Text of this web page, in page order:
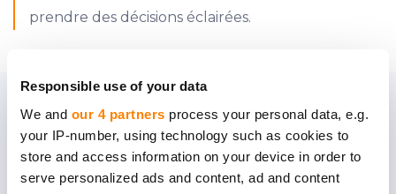
Responsible use of your data
We and our 4 partners process your personal data, e.g.
your IP-number, using technology such as cookies to
store and access information on your device in order to
serve personalized ads and content, ad and content
prendre des décisions éclairées.
Comment pourriez-vous
bénéficier d`une